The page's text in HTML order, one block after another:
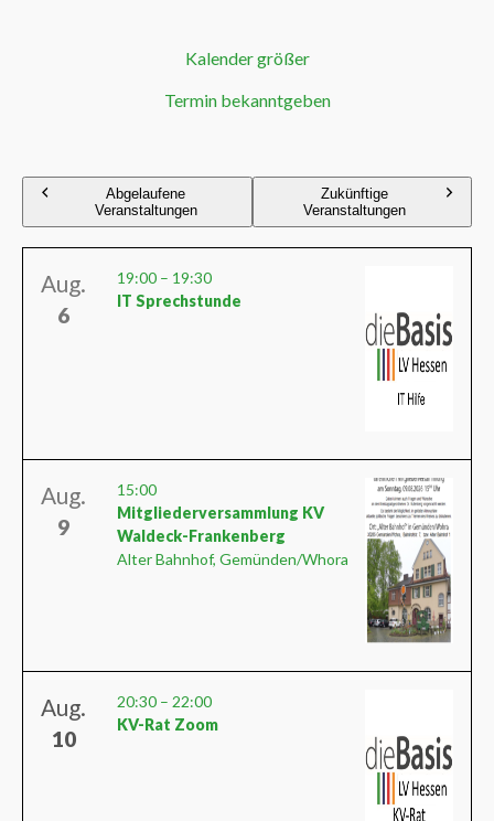
Kalender größer
Termin bekanntgeben
Abgelaufene
Veranstaltungen
Zukünftige
Veranstaltungen
Aug.
6
19:00 – 19:30
IT Sprechstunde
Aug.
9
15:00
Mitgliederversammlung KV
Waldeck-Frankenberg
Alter Bahnhof, Gemünden/Whora
Aug.
10
20:30 – 22:00
KV-Rat Zoom